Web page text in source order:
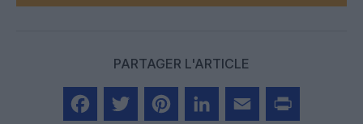
PARTAGER L'ARTICLE